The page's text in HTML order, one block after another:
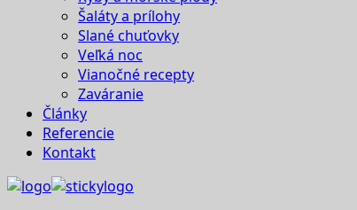
Šaláty a prílohy
Slané chuťovky
Veľká noc
Vianočné recepty
Zaváranie
Články
Referencie
Kontakt